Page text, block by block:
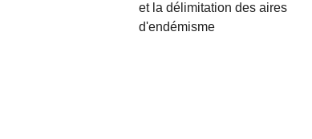
et la délimitation des aires
d'endémisme